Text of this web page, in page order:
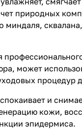
природных
миндаля,
может
процедур
и
кожи,
эпидермиса.